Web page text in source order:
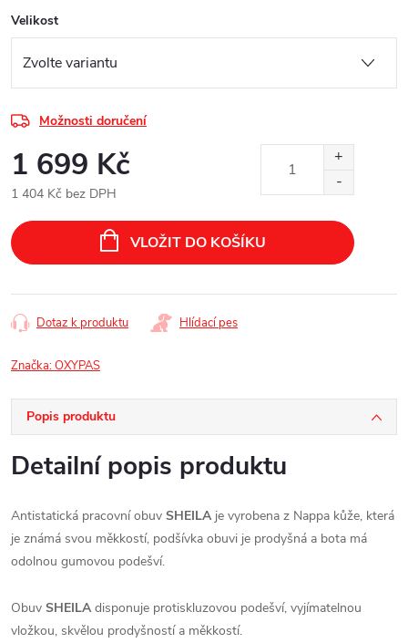
Velikost
Možnosti doručení
1 699 Kč
1 404 Kč bez DPH
cena:
VLOŽIT DO KOŠÍKU
Dotaz k produktu Hlídací pes
Značka:OXYPAS
Popis produktu
Detailní popis produktu
Antistatická pracovní obuv SHEILA je vyrobena z Nappa kůže, která
je známá svou měkkostí, podšívka obuvi je prodyšná a bota má
odolnou gumovou podešví.
Obuv SHEILAdisponuje protiskluzovou podešví, vyjímatelnou
vložkou, skvělou prodyšností a měkkostí.